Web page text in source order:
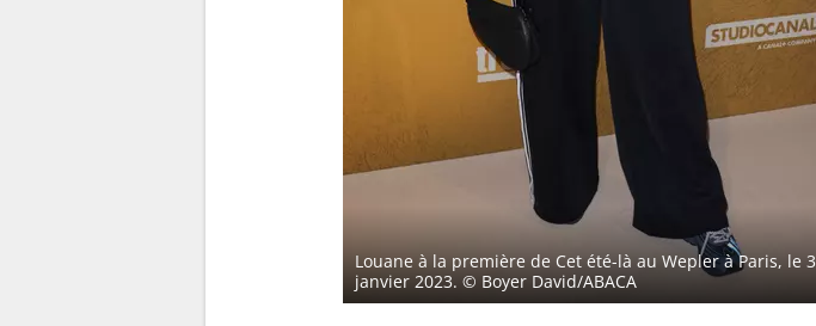
Louane à la première de Cet été-là au Wepler à Paris, le 3
janvier 2023. © Boyer David/ABACA